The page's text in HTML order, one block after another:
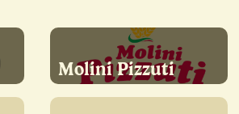
Molini Pizzuti